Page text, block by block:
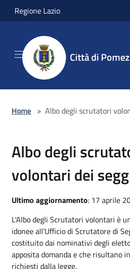
Salta al contenuto principale
Regione Lazio
Città di
Home > Albo degli scrutatori
Albo degli
volontari dei
Ultimo aggiornamento: 17 aprile
L'Albo degli Scrutatori volontari è
idonee all'Ufficio di Scrutatore di
costituito dai nominativi degli
apposita domanda e che risultano
richiesti dalla legge.